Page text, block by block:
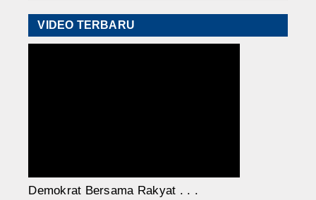
VIDEO TERBARU
Demokrat Bersama Rakyat . . .